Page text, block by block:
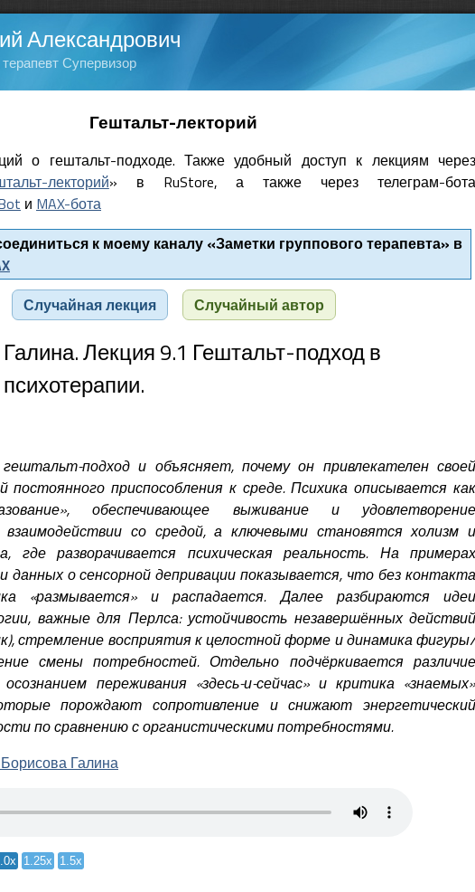
Александрович
Супервизор
Гештальт-лекторий
о гештальт-подходе. Также удобный доступ к лекциям через
лекторий» в RuStore, а также через телеграм-бота
и MAX-бота
к моему каналу «Заметки группового терапевта» в
Случайная лекция
Случайный автор
Лекция 9.1 Гештальт-подход в
подход и объясняет, почему он привлекателен своей
постоянного приспособления к среде. Психика описывается как
обеспечивающее выживание и удовлетворение
со средой, а ключевыми становятся холизм и
где разворачивается психическая реальность. На примерах
данных о сенсорной депривации показывается, что без контакта
«размывается» и распадается. Далее разбираются идеи
важные для Перлса: устойчивость незавершённых действий
стремление восприятия к целостной форме и динамика фигуры/
смены потребностей. Отдельно подчёркивается различие
переживания «здесь-и-сейчас» и критика «знаемых»
порождают сопротивление и снижают энергетический
по сравнению с органистическими потребностями.
Галина
1.25x 1.5x